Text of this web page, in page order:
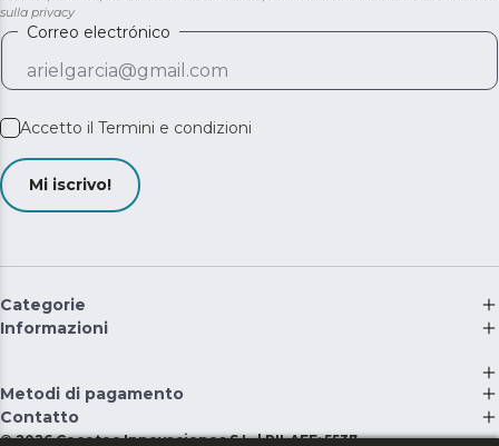
sulla privacy
Correo electrónico
Accetto il Termini e condizioni
Mi iscrivo!
Categorie
Informazioni
Metodi di pagamento
Contatto
©2026 Cecotec Innovaciones S.L. | RII-AEE: 5537